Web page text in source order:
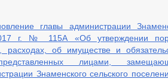
главы администрации
г. № 115А «Об утверждении
об имуществе и
лицами,
Знаменского сельского